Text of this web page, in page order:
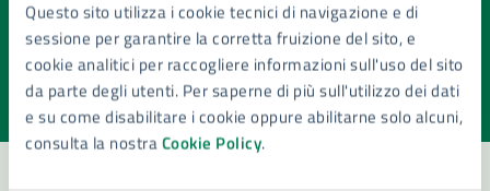
Questo sito utilizza i cookie tecnici di navigazione e di
sessione per garantire la corretta fruizione del sito, e
cookie analitici per raccogliere informazioni sull'uso del sito
da parte degli utenti. Per saperne di più sull'utilizzo dei dati
e su come disabilitare i cookie oppure abilitarne solo alcuni,
consulta la nostraCookie Policy.
Quanto sono chiare le informazioni su questa
pagina?
Valuta la chiarezza delle informazioni (da 1 a 5 stelle)
Seleziona il numero di stelle per valutare la chiarezza delle
Valuta 5 stelle su 5
Valuta 4 stelle su 5
Valuta 3 stelle su 5
Valuta 2 stelle su 5
Valuta 1 stelle su 5